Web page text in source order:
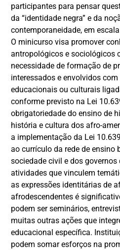
participantes para pensar
da “identidade negra” e da
contemporaneidade, em
O minicurso visa promover
antropológicos e sociológicos
necessidade de formação de
interessados e envolvidos
educacionais ou culturais
conforme previsto na Lei
obrigatoriedade do ensino de
história e cultura dos afro-
a implementação da Lei
ao currículo da rede de ensino
sociedade civil e dos
atividades que vinculem
as expressões identitárias de
afrodescendentes é
podem ser seminários,
muitas outras ações que
educacional específica.
podem somar esforços na